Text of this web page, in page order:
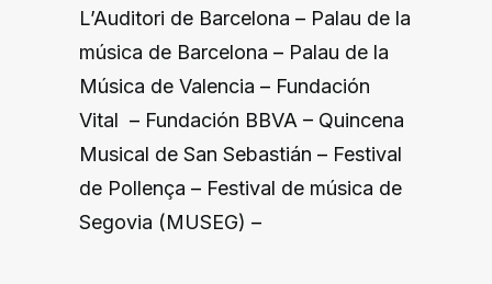
L’Auditori de Barcelona – Palau de la
música de Barcelona – Palau de la
Música de Valencia – Fundación
Vital – Fundación BBVA – Quincena
Musical de San Sebastián – Festival
de Pollença – Festival de música de
Segovia (MUSEG) –